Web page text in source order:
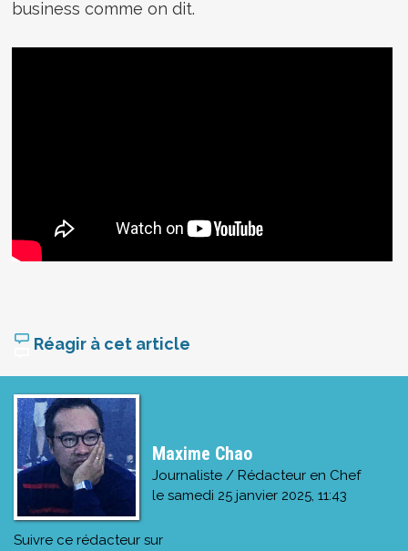
business comme on dit.
Réagir à cet article
Maxime Chao
Journaliste / Rédacteur en Chef
le samedi 25 janvier 2025, 11:43
Suivre ce rédacteur sur